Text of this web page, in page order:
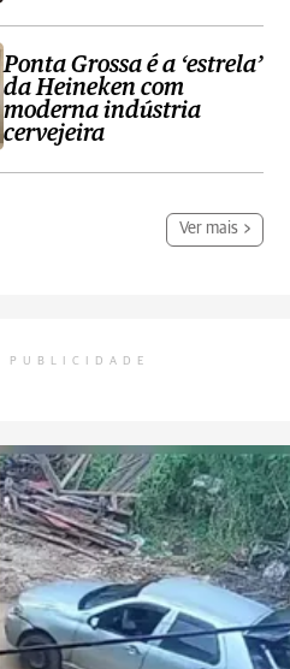
Ponta Grossa é a ‘estrela’
da Heineken com
moderna indústria
cervejeira
Ver mais
PUBLICIDADE